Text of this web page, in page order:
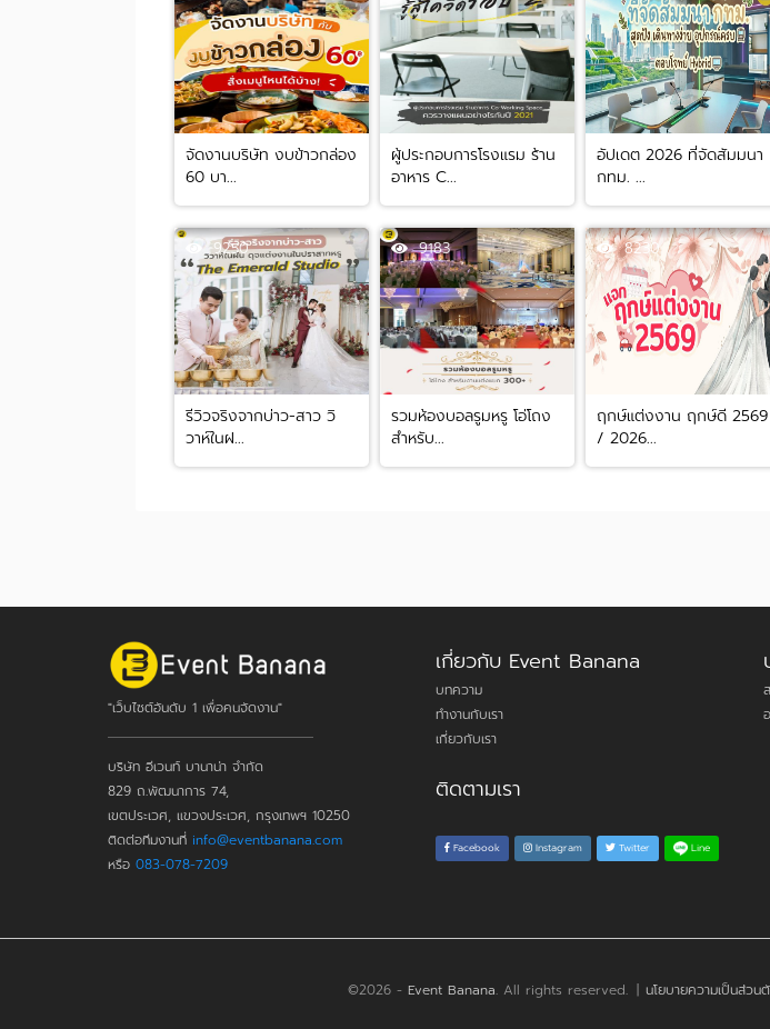
จัดงานบริษัท งบข้าวกล่อง
60 บา...
ผู้ประกอบการโรงแรม ร้าน
อาหาร C...
อัปเดต 2026 ที่จัดสัมมนา
กทม. ...
9250
รีวิวจริงจากบ่าว-สาว วิ
วาห์ในฝ...
9183
รวมห้องบอลรูมหรู โอ่โถง
สำหรับ...
8230
ฤกษ์แต่งงาน ฤกษ์ดี 2569
/ 2026...
"เว็บไซต์อันดับ 1 เพื่อคนจัดงาน"
บริษัท อีเวนท์ บานาน่า จำกัด
829 ถ.พัฒนาการ 74,
เขตประเวศ, แขวงประเวศ, กรุงเทพฯ 10250
ติดต่อทีมงานที่ info@eventbanana.com
หรือ 083-078-7209
เกี่ยวกับ Event Banana
บทความ
ทำงานกับเรา
เกี่ยวกับเรา
ติดตามเรา
Facebook Instagram Twitter Line
©2026 - Event Banana. All rights reserved. | นโยบายความเป็นส่วน